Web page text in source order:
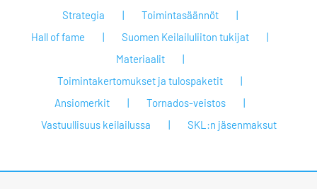
Strategia
Toimintasäännöt
Hall of fame
Suomen Keilailuliiton tukijat
Materiaalit
Toimintakertomukset ja tulospaketit
Ansiomerkit
Tornados-veistos
Vastuullisuus keilailussa
SKL:n jäsenmaksut